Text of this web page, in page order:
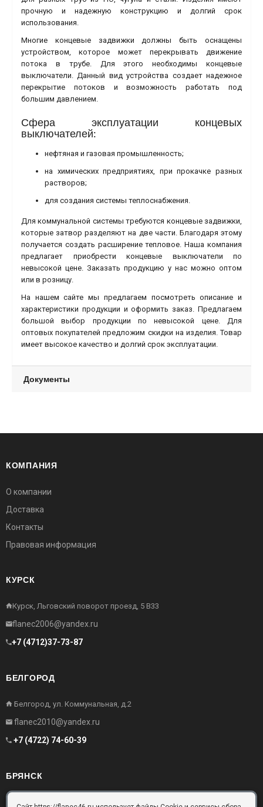
прочную и надежную конструкцию и долгий срок
использования.
Многие концевые задвижки должны быть оснащены
устройством, которое может перекрывать движение
потока в трубе. Для этого необходимы концевые
выключатели. Данный вид устройства создает надежное
перекрытие потоков и возможность работать под
большим давлением.
Сфера эксплуатации концевых
выключателей:
нефтяная и газовая промышленность;
на химических предприятиях, при прокачке разных
растворов;
для создания системы теплоснабжения.
Для коммунальной системы требуются концевые задвижки,
которые затвор разделяют на две части. Благодаря этому
получается создать расширение тепловое. Наша компания
предлагает приобрести концевые выключатели по
невысокой цене. Заказать продукцию у нас можно оптом
или в розницу.
На нашем сайте мы предлагаем посмотреть описание и
характеристики продукции и оформить заказ. Предлагаем
большой выбор продукции по невысокой цене. Для
оптовых покупателей предложим скидки на изделия. Товар
имеет высокое качество и долгий срок эксплуатации.
Документы
КОМПАНИЯ
О компании
Доставка
Контакты
Правовая информация
КУРСК
Курск, Льговский поворот проезд, 5 В33
flanec2006@yandex.ru
+7 (4712)37-73-87
БЕЛГОРОД
Белгород, ул. Коммунальная, д.2
flanec2010@yandex.ru
+7 (4722) 74-60-39
БРЯНСК
Брянск, Московский проезд, д.10, офис 3